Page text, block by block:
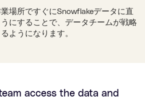
場所ですぐにSnowflakeデータに直
にすることで、データチームが戦略
ようになります。
access the data and